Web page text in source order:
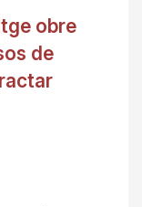
obre
de